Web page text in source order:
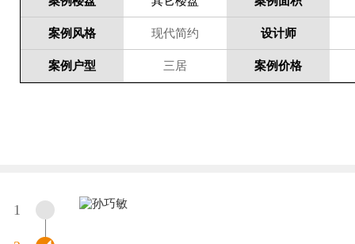
案例风格 现代简约 设计师
案例户型 三居 案例价格
1